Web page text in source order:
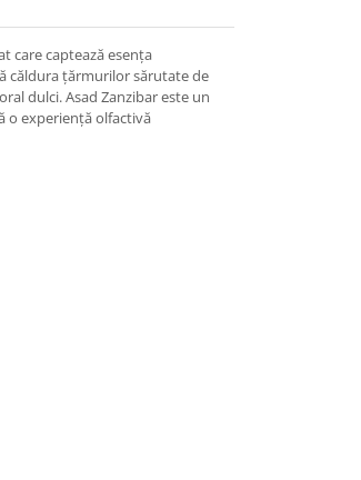
care captează esența
căldura țărmurilor sărutate de
dulci. Asad Zanzibar este un
o experiență olfactivă